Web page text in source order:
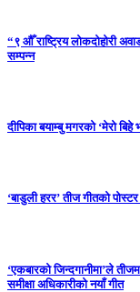
“९ औँ राष्ट्रिय लोकदोहोरी
सम्पन्न
दीपिका बयाम्बु मगरको ‘मेरो
‘बाडुली हरर’ तीज गीतको
‘एकबारको जिन्दगानीमा’ले
समीक्षा अधिकारीको नयाँ गीत